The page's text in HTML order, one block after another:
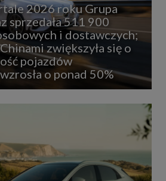
2026 roku Grupa
sprzedała 511 900
i dostawczych;
zwiększyła się o
pojazdów
o ponad 50%